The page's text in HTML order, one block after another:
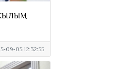
09-05 12:32:55